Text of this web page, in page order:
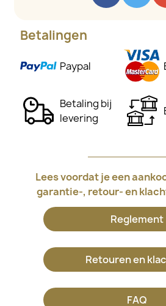
Betalingen
Paypal
Betaling bij
levering
Lees voordat je een
garantie-, retour- en
Reglement
Retouren en
FAQ